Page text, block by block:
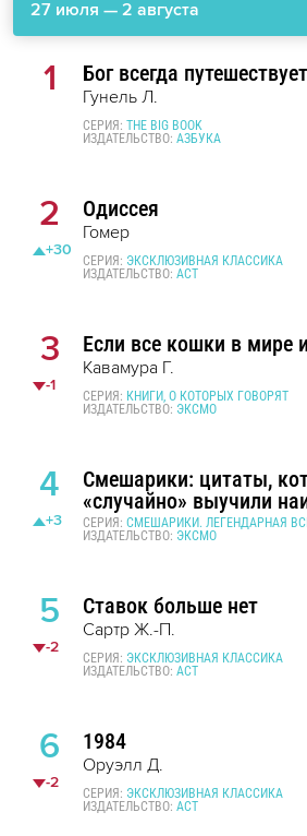
1 Бог всегда
Гунель Л.
СЕРИЯ: THE BIG BOOK
ИЗДАТЕЛЬСТВО: АЗБУКА
2 Одиссея
Гомер
СЕРИЯ: ЭКСКЛЮЗИВНАЯ КЛАССИКА
ИЗДАТЕЛЬСТВО: АСТ
+30
3 Если все кошки в мире
Кавамура Г.
СЕРИЯ: КНИГИ, О КОТОРЫХ ГОВОРЯТ
ИЗДАТЕЛЬСТВО: ЭКСМО
-1
4
Смешарики: цитаты,
«случайно» выучили
СЕРИЯ: СМЕШАРИКИ. ЛЕГЕНДАРНАЯ
ИЗДАТЕЛЬСТВО: ЭКСМО
+3
5 Ставок больше нет
Сартр Ж.-П.
СЕРИЯ: ЭКСКЛЮЗИВНАЯ КЛАССИКА
ИЗДАТЕЛЬСТВО: АСТ
-2
6 1984
Оруэлл Д.
СЕРИЯ: ЭКСКЛЮЗИВНАЯ КЛАССИКА
ИЗДАТЕЛЬСТВО: АСТ
-2